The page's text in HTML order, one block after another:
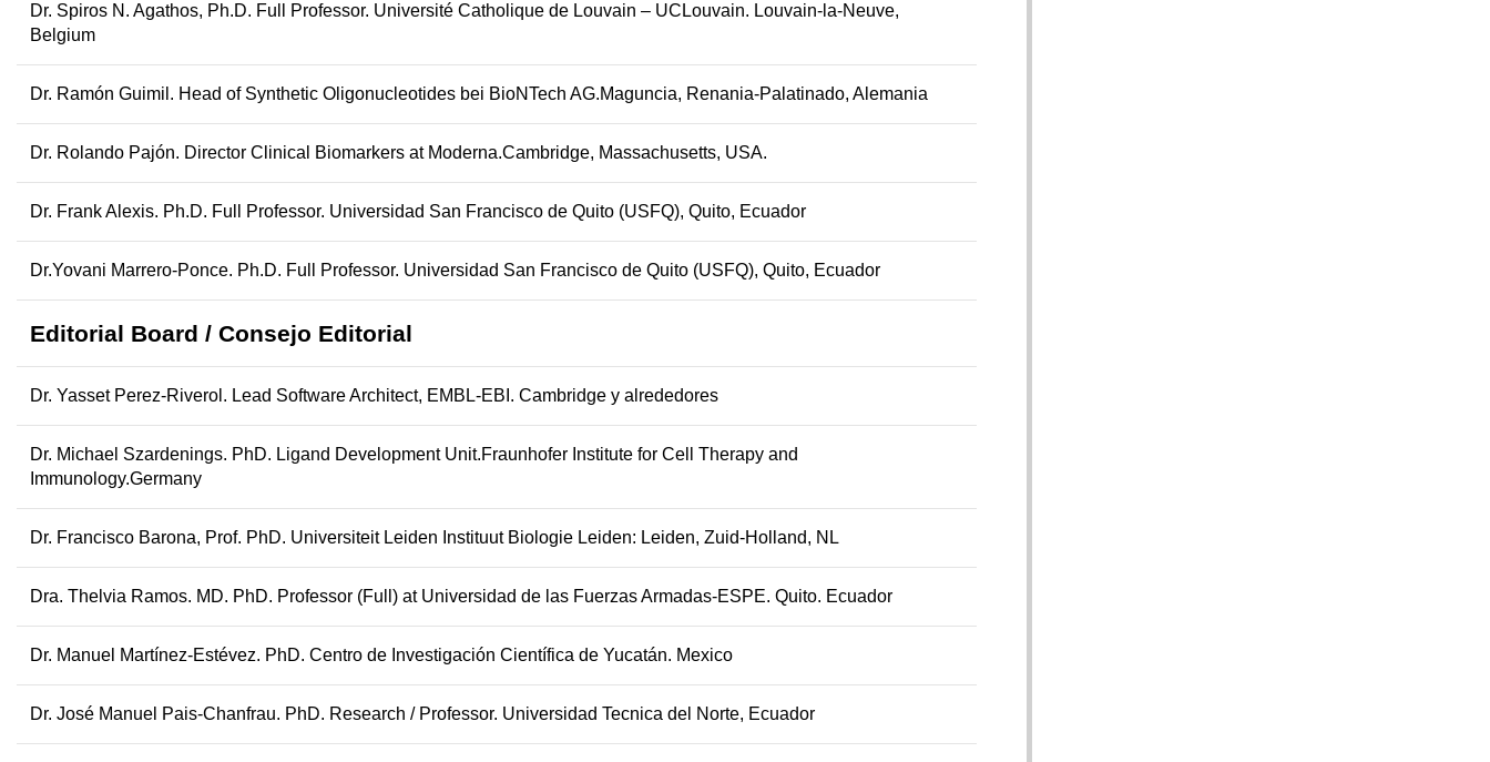
Dr. Spiros N. Agathos, Ph.D. Full Professor. Université Catholique de Louvain – UCLouvain. Louvain-la-Neuve,
Belgium
Dr. Ramón Guimil. Head of Synthetic Oligonucleotides bei BioNTech AG.Maguncia, Renania-Palatinado, Alemania
Dr. Rolando Pajón. Director Clinical Biomarkers at Moderna.Cambridge, Massachusetts, USA.
Dr. Frank Alexis. Ph.D. Full Professor. Universidad San Francisco de Quito (USFQ), Quito, Ecuador
Dr.Yovani Marrero-Ponce. Ph.D. Full Professor. Universidad San Francisco de Quito (USFQ), Quito, Ecuador
Editorial Board / Consejo Editorial
Dr. Yasset Perez-Riverol . Lead Software Architect, EMBL-EBI. Cambridge y alrededores
Dr. Michael Szardenings. PhD. Ligand Development Unit.Fraunhofer Institute for Cell Therapy and
Immunology.Germany
Dr. Francisco Barona, Prof. PhD. Universiteit Leiden Instituut Biologie Leiden: Leiden, Zuid-Holland, NL
Dra. Thelvia Ramos. MD. PhD. Professor (Full) at Universidad de las Fuerzas Armadas-ESPE. Quito. Ecuador
Dr. Manuel Martínez-Estévez. PhD. Centro de Investigación Científica de Yucatán. Mexico
Dr. José Manuel Pais-Chanfrau. PhD. Research / Professor. Universidad Tecnica del Norte, Ecuador